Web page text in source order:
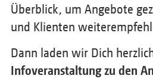
Überblick, um Angebote
und Klienten
Dann laden wir Dich
Infoveranstaltung zu den